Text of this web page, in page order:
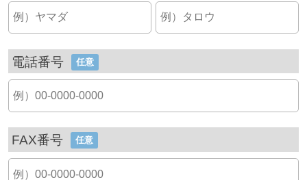
電話番号 任意
FAX番号 任意